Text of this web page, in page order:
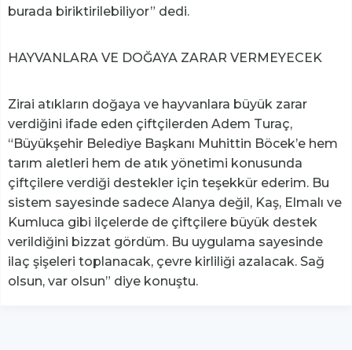
burada biriktirilebiliyor” dedi.
HAYVANLARA VE DOĞAYA ZARAR VERMEYECEK
Zirai atıkların doğaya ve hayvanlara büyük zarar
verdiğini ifade eden çiftçilerden Adem Turaç,
“Büyükşehir Belediye Başkanı Muhittin Böcek’e hem
tarım aletleri hem de atık yönetimi konusunda
çiftçilere verdiği destekler için teşekkür ederim. Bu
sistem sayesinde sadece Alanya değil, Kaş, Elmalı ve
Kumluca gibi ilçelerde de çiftçilere büyük destek
verildiğini bizzat gördüm. Bu uygulama sayesinde
ilaç şişeleri toplanacak, çevre kirliliği azalacak. Sağ
olsun, var olsun” diye konuştu.